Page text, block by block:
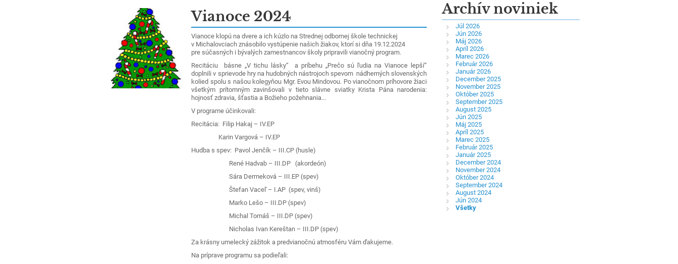
Novinky Vianoce 2024
Vianoce klopú na dvere a ich kúzlo na Strednej odbornej škole technickej
v Michalovciach znásobilo vystúpenie našich žiakov, ktorí si dňa 19.12.2024
pre súčasných i bývalých zamestnancov školy pripravili vianočný program.
Recitáciu básne „V tichu lásky“ a príbehu „Prečo sú ľudia na Vianoce lepší“
doplnili v sprievode hry na hudobných nástrojoch spevom nádherných slovenských
kolied spolu s našou kolegyňou Mgr. Evou Mindovou. Po vianočnom príhovore žiaci
všetkým prítomným zavinšovali v tieto slávne sviatky Krista Pána narodenia:
hojnosť zdravia, šťastia a Božieho požehnania...
V programe účinkovali:
Recitácia: Filip Hakaj – IV.EP
Karin Vargová – IV.EP
Hudba s spev: Pavol Jenčík – III.CP (husle)
René Hadvab – III.DP (akordeón)
Sára Dermeková – III.EP (spev)
Štefan Vaceľ – I.AP (spev, vinš)
Marko Lešo – III.DP (spev)
Michal Tomáš – III.DP (spev)
Nicholas Ivan Kereštan – III.DP (spev)
Za krásny umelecký zážitok a predvianočnú atmosféru Vám ďakujeme.
Na príprave programu sa podieľali:
Archív noviniek
Júl 2026
Jún 2026
Máj 2026
Apríl 2026
Marec 2026
Február 2026
Január 2026
December 2025
November 2025
Október 2025
September 2025
August 2025
Jún 2025
Máj 2025
Apríl 2025
Marec 2025
Február 2025
Január 2025
December 2024
November 2024
Október 2024
September 2024
August 2024
Jún 2024
Všetky